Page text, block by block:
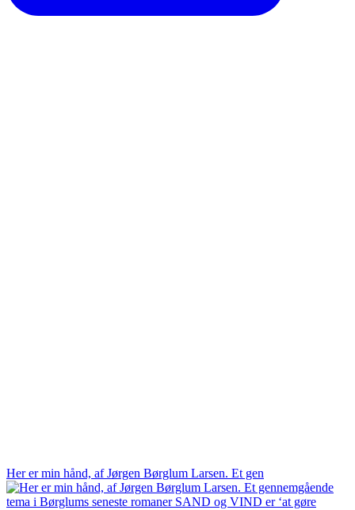
Her er min hånd, af Jørgen Børglum Larsen. Et gen